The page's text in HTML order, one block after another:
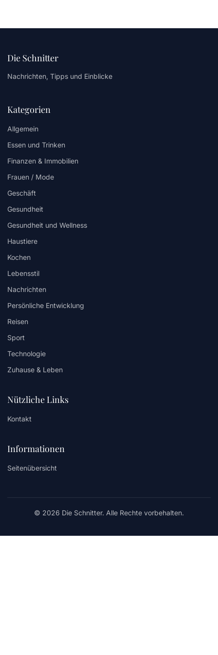
Die Schnitter
Nachrichten, Tipps und Einblicke
Kategorien
Allgemein
Essen und Trinken
Finanzen & Immobilien
Frauen / Mode
Geschäft
Gesundheit
Gesundheit und Wellness
Haustiere
Kochen
Lebensstil
Nachrichten
Persönliche Entwicklung
Reisen
Sport
Technologie
Zuhause & Leben
Nützliche Links
Kontakt
Informationen
Seitenübersicht
© 2026 Die Schnitter. Alle Rechte vorbehalten.